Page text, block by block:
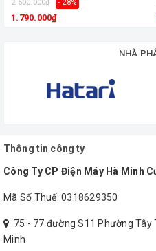
2.500.000₫ - 28%
1.790.000₫
NHÀ
Thông tin công ty
Công Ty CP Điện Máy Hà Minh
Mã Số Thuế: 0318629350
75 - 77 đường S11 Phường Tây
Minh